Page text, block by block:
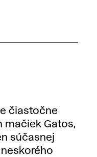
čiastočne
mačiek Gatos,
súčasnej